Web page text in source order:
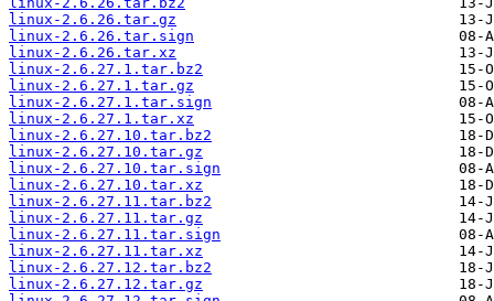
linux-2.6.26.tar.gz
linux-2.6.26.tar.sign
linux-2.6.26.tar.xz
linux-2.6.27.1.tar.bz2
linux-2.6.27.1.tar.gz
linux-2.6.27.1.tar.sign
linux-2.6.27.1.tar.xz
linux-2.6.27.10.tar.bz2
linux-2.6.27.10.tar.gz
linux-2.6.27.10.tar.sign
linux-2.6.27.10.tar.xz
linux-2.6.27.11.tar.bz2
linux-2.6.27.11.tar.gz
linux-2.6.27.11.tar.sign
linux-2.6.27.11.tar.xz
linux-2.6.27.12.tar.bz2
linux-2.6.27.12.tar.gz